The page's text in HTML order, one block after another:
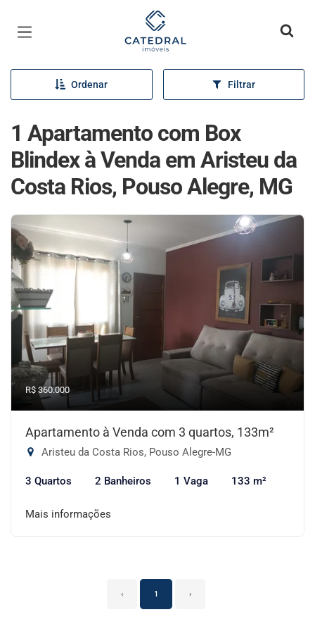
Página inicial
Ordenar Filtrar
1 Apartamento com Box
Blindex à Venda em Aristeu da
Costa Rios, Pouso Alegre, MG
R$ 360.000
Apartamento à Venda com 3 quartos, 133m²
Aristeu da Costa Rios, Pouso Alegre-MG
3 Quartos 2 Banheiros 1 Vaga 133 m²
Mais informações
‹ 1 ›